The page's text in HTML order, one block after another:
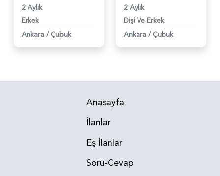
2 Aylık
Erkek
Ankara / Çubuk
2 Aylık
Dişi Ve Erkek
Ankara / Çubuk
Anasayfa
İlanlar
Eş İlanlar
Soru-Cevap